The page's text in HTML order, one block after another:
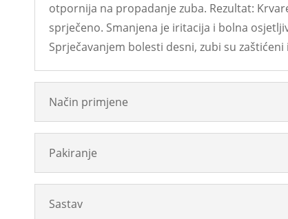
otpornija na propadanje zuba. Rezultat:
sprječeno. Smanjena je iritacija i bolna
Sprječavanjem bolesti desni, zubi su zaštićeni
Način primjene
Pakiranje
Sastav